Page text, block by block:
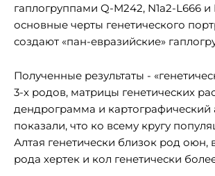
гаплогруппами Q-M242, N1a2-L666 и
основные черты генетического
создают «пан-евразийские»
Полученные результаты -
3-х родов, матрицы генетических
дендрограмма и картографический
показали, что ко всему кругу
Алтая генетически близок род оюн,
рода хертек и кол генетически